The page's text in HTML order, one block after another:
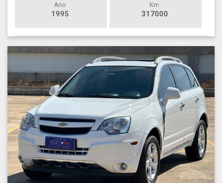
Ano
1995
Km
317000